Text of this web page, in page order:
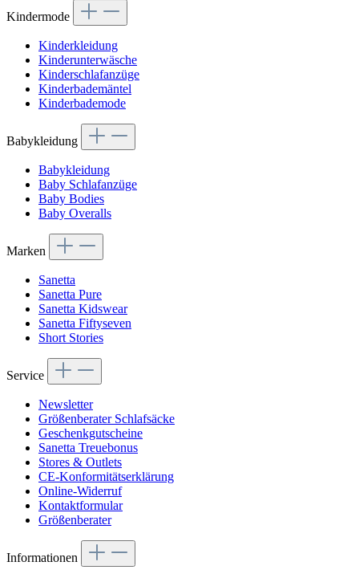
Kindermode
Kinderkleidung
Kinderunterwäsche
Kinderschlafanzüge
Kinderbademäntel
Kinderbademode
Babykleidung
Babykleidung
Baby Schlafanzüge
Baby Bodies
Baby Overalls
Marken
Sanetta
Sanetta Pure
Sanetta Kidswear
Sanetta Fiftyseven
Short Stories
Service
Newsletter
Größenberater Schlafsäcke
Geschenkgutscheine
Sanetta Treuebonus
Stores & Outlets
CE-Konformitätserklärung
Online-Widerruf
Kontaktformular
Größenberater
Informationen